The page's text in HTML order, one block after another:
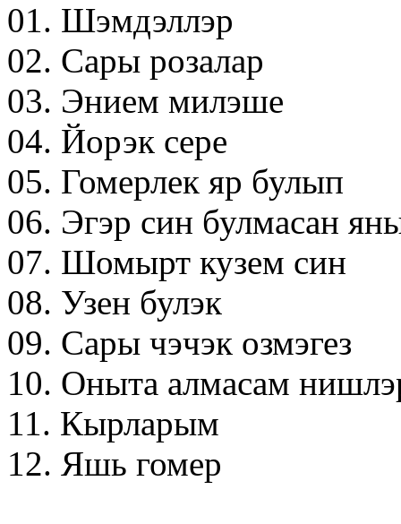
01. Шэмдэллэр
02. Сары розалар
03. Энием милэше
04. Йорэк сере
05. Гомерлек яр булып
06. Эгэр син булмасан
07. Шомырт кузем син
08. Узен булэк
09. Сары чэчэк озмэгез
10. Оныта алмасам
11. Кырларым
12. Яшь гомер